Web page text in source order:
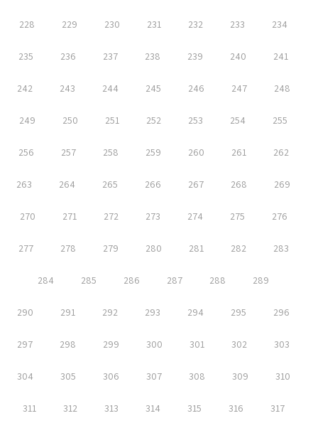
228 229 230 231 232 233 234
235 236 237 238 239 240 241
242 243 244 245 246 247 248
249 250 251 252 253 254 255
256 257 258 259 260 261 262
263 264 265 266 267 268 269
270 271 272 273 274 275 276
277 278 279 280 281 282 283
284 285 286 287 288 289
290 291 292 293 294 295 296
297 298 299 300 301 302 303
304 305 306 307 308 309 310
311 312 313 314 315 316 317